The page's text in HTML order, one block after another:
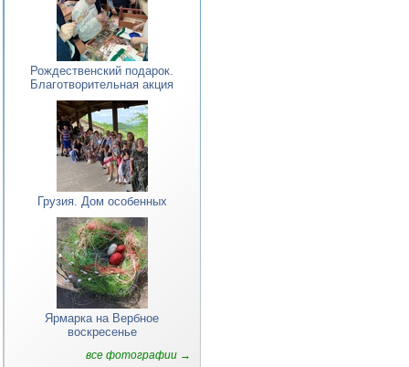
Рождественский подарок.
Благотворительная акция
Грузия. Дом особенных
Ярмарка на Вербное
воскресенье
все фотографии →